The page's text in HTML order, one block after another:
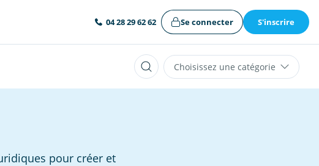
04 28 29 62 62 Se connecter S'inscrire
Choisissez une catégorie
pour créer et